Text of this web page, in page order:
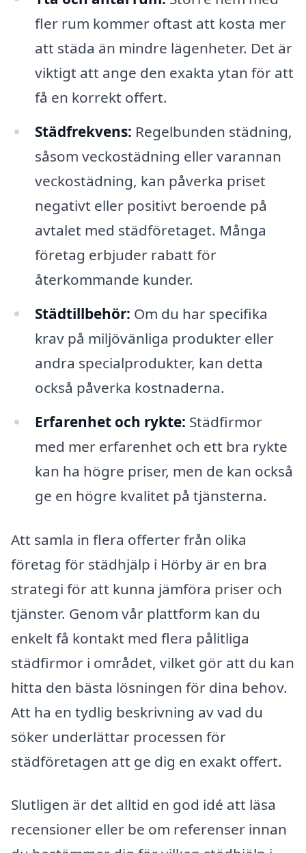
fler rum kommer oftast att kosta mer
att städa än mindre lägenheter. Det är
viktigt att ange den exakta ytan för att
få en korrekt offert.
Städfrekvens: Regelbunden städning,
såsom veckostädning eller varannan
veckostädning, kan påverka priset
negativt eller positivt beroende på
avtalet med städföretaget. Många
företag erbjuder rabatt för
återkommande kunder.
Städtillbehör: Om du har specifika
krav på miljövänliga produkter eller
andra specialprodukter, kan detta
också påverka kostnaderna.
Erfarenhet och rykte: Städfirmor
med mer erfarenhet och ett bra rykte
kan ha högre priser, men de kan också
ge en högre kvalitet på tjänsterna.
Att samla in flera offerter från olika
företag för städhjälp i Hörby är en bra
strategi för att kunna jämföra priser och
tjänster. Genom vår plattform kan du
enkelt få kontakt med flera pålitliga
städfirmor i området, vilket gör att du kan
hitta den bästa lösningen för dina behov.
Att ha en tydlig beskrivning av vad du
söker underlättar processen för
städföretagen att ge dig en exakt offert.
Slutligen är det alltid en god idé att läsa
recensioner eller be om referenser innan